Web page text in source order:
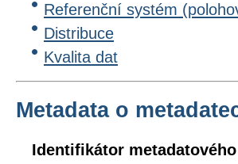
Referenční systém
Distribuce
Kvalita dat
Metadata o
Identifikátor